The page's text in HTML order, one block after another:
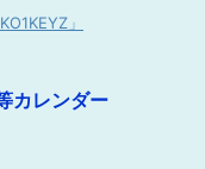
」
カレンダー